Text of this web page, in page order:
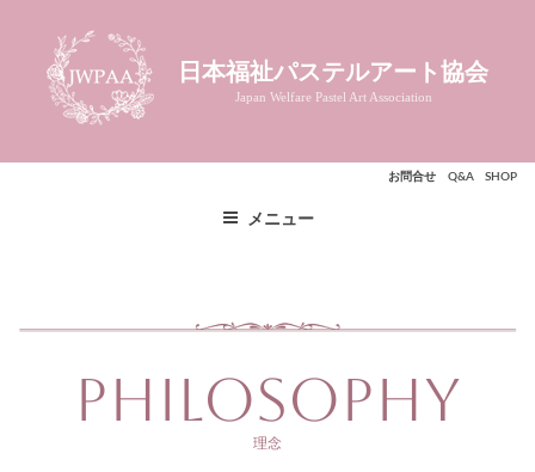
日本福祉パステルアート協会
Japan Welfare Pastel Art Association
お問合せ Q&A SHOP
メニュー
Philosophy
理念